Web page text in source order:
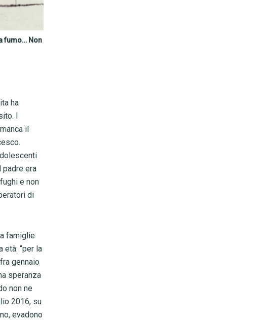
fumo… Non
ha
I
il
padre era
e non
di
famiglie
età: “per la
gennaio
speranza
non ne
2016, su
evadono